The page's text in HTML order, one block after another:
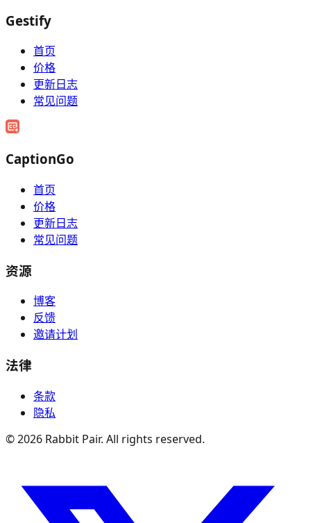
Gestify
首页
价格
更新日志
常见问题
CaptionGo
首页
价格
更新日志
常见问题
资源
博客
反馈
邀请计划
法律
条款
隐私
©2026 Rabbit Pair. All rights reserved.